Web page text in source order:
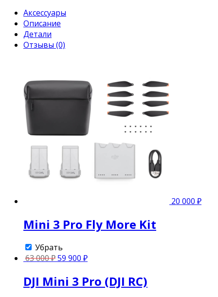
Аксессуары
Описание
Детали
Отзывы (0)
20 000 ₽
Mini 3 Pro Fly More Kit
Убрать
63 000₽59 900 ₽
DJI Mini 3 Pro (DJI RC)